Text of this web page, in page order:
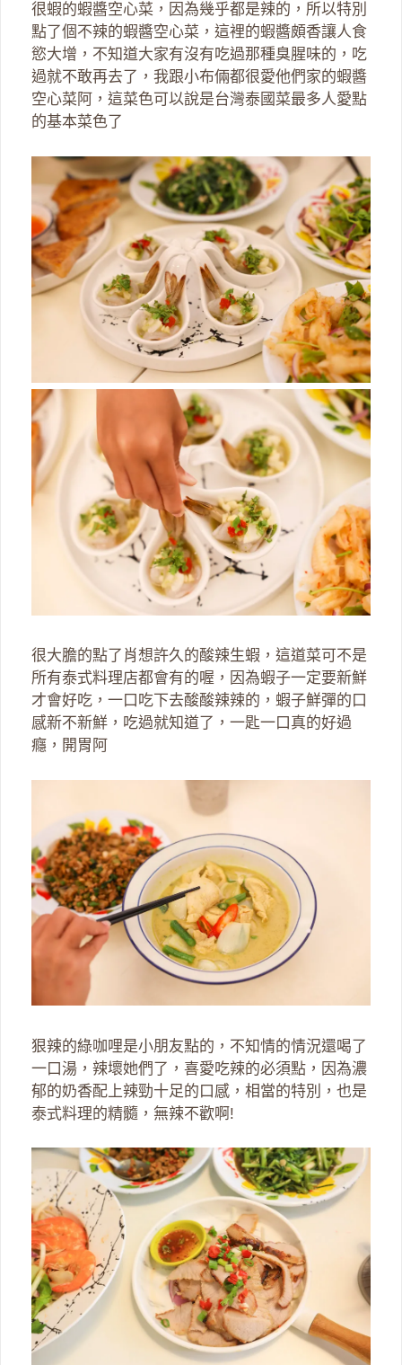
很蝦的蝦醬空心菜，因為幾乎都是辣的，所以特別
點了個不辣的蝦醬空心菜，這裡的蝦醬頗香讓人食
慾大增，不知道大家有沒有吃過那種臭腥味的，吃
過就不敢再去了，我跟小布倆都很愛他們家的蝦醬
空心菜阿，這菜色可以說是台灣泰國菜最多人愛點
的基本菜色了
很大膽的點了肖想許久的酸辣生蝦，這道菜可不是
所有泰式料理店都會有的喔，因為蝦子一定要新鮮
才會好吃，一口吃下去酸酸辣辣的，蝦子鮮彈的口
感新不新鮮，吃過就知道了，一匙一口真的好過
癮，開胃阿
狠辣的綠咖哩是小朋友點的，不知情的情況還喝了
一口湯，辣壞她們了，喜愛吃辣的必須點，因為濃
郁的奶香配上辣勁十足的口感，相當的特別，也是
泰式料理的精髓，無辣不歡啊!